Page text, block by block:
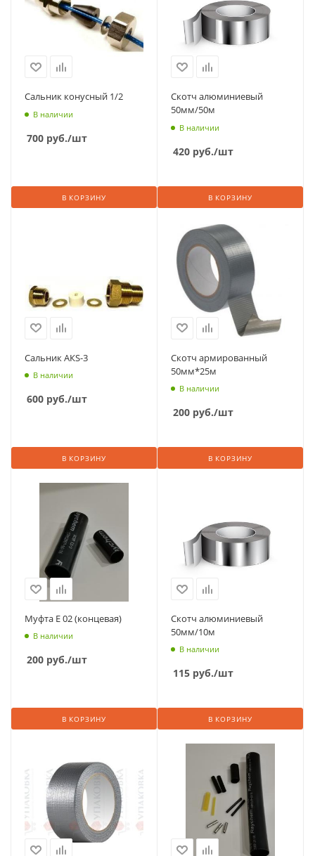
Сальник конусный 1/2
В наличии
700 руб./шт
В КОРЗИНУ
Скотч алюминиевый
50мм/50м
В наличии
420 руб./шт
В КОРЗИНУ
Сальник АКS-3
В наличии
600 руб./шт
В КОРЗИНУ
Скотч армированный
50мм*25м
В наличии
200 руб./шт
В КОРЗИНУ
Муфта Е 02 (концевая)
В наличии
200 руб./шт
В КОРЗИНУ
Скотч алюминиевый
50мм/10м
В наличии
115 руб./шт
В КОРЗИНУ